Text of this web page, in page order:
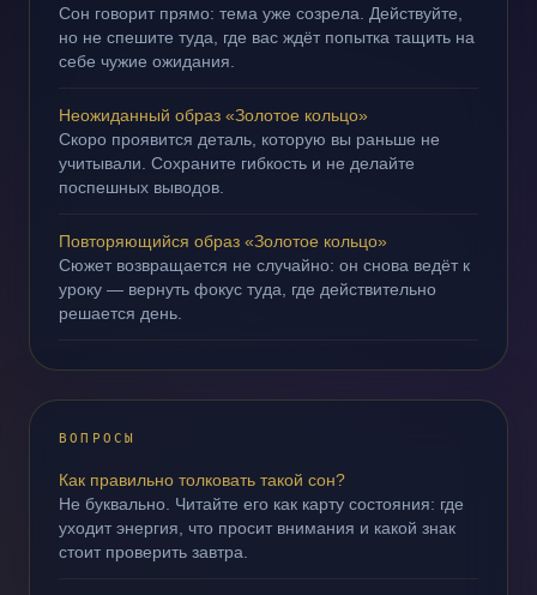
Сон говорит прямо: тема уже созрела. Действуйте,
но не спешите туда, где вас ждёт попытка тащить на
себе чужие ожидания.
Неожиданный образ «Золотое кольцо»
Скоро проявится деталь, которую вы раньше не
учитывали. Сохраните гибкость и не делайте
поспешных выводов.
Повторяющийся образ «Золотое кольцо»
Сюжет возвращается не случайно: он снова ведёт к
уроку — вернуть фокус туда, где действительно
решается день.
ВОПРОСЫ
Как правильно толковать такой сон?
Не буквально. Читайте его как карту состояния: где
уходит энергия, что просит внимания и какой знак
стоит проверить завтра.